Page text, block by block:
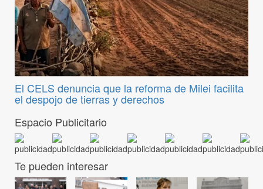
El CELS denuncia que la reforma de Milei facilita
el despojo de tierras y derechos
Espacio Publicitario
Te pueden interesar